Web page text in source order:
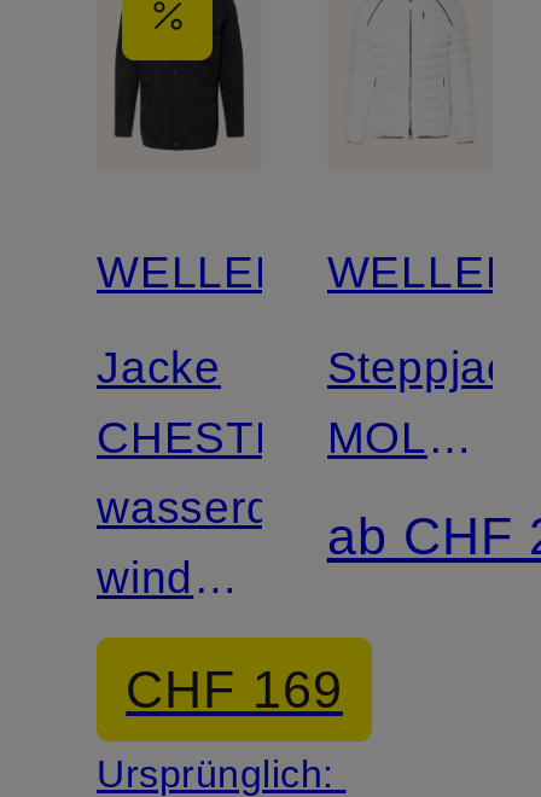
WELLENSTEYN
Jacke
CHESTER
wasserdicht,
windabweisend
und
atmungsaktiv
CHF 169
Ursprünglich:
MOLM
mit
Isolierung
ab CHF